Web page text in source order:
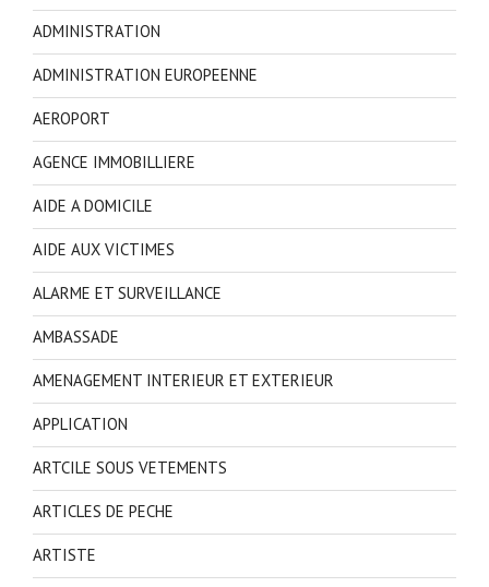
ADMINISTRATION
ADMINISTRATION EUROPEENNE
AEROPORT
AGENCE IMMOBILLIERE
AIDE A DOMICILE
AIDE AUX VICTIMES
ALARME ET SURVEILLANCE
AMBASSADE
AMENAGEMENT INTERIEUR ET EXTERIEUR
APPLICATION
ARTCILE SOUS VETEMENTS
ARTICLES DE PECHE
ARTISTE